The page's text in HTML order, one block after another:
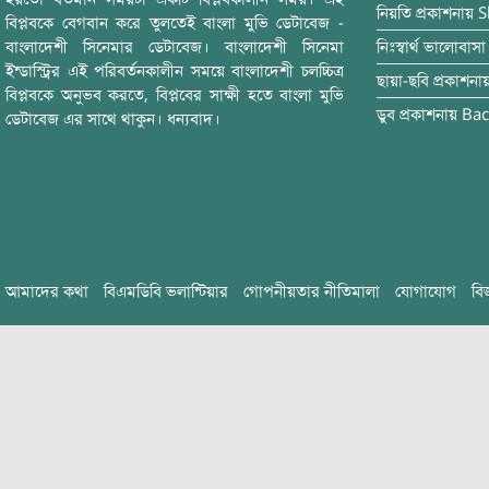
বিপ্লবকে বেগবান করে তুলতেই বাংলা মুভি ডেটাবেজ -
বাংলাদেশী সিনেমার ডেটাবেজ। বাংলাদেশী সিনেমা
ইন্ডাস্ট্রির এই পরিবর্তনকালীন সময়ে বাংলাদেশী চলচ্চিত্র
বিপ্লবকে অনুভব করতে, বিপ্লবের সাক্ষী হতে বাংলা মুভি
ডেটাবেজ এর সাথে থাকুন। ধন্যবাদ।
নিয়তি প্রকাশনায়
নিঃস্বার্থ ভালোবাসা
ছায়া-ছবি
ডুব প্রকাশনায়
আমাদের কথা বিএমডিবি ভলান্টিয়ার গোপনীয়তার নীতিমালা যোগাযোগ